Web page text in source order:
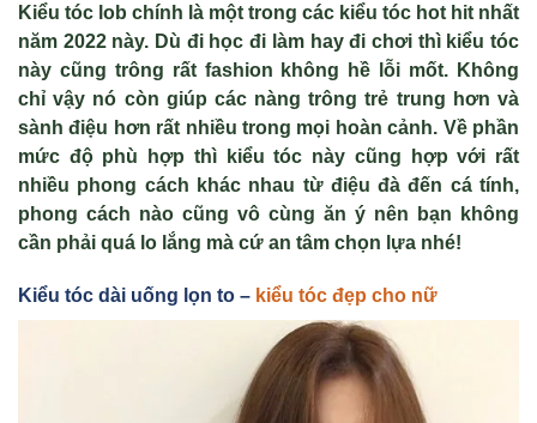
Kiểu tóc lob chính là một trong các kiểu tóc hot hit nhất
năm 2022 này. Dù đi học đi làm hay đi chơi thì kiểu tóc
này cũng trông rất fashion không hề lỗi mốt. Không
chỉ vậy nó còn giúp các nàng trông trẻ trung hơn và
sành điệu hơn rất nhiều trong mọi hoàn cảnh. Về phần
mức độ phù hợp thì kiểu tóc này cũng hợp với rất
nhiều phong cách khác nhau từ điệu đà đến cá tính,
phong cách nào cũng vô cùng ăn ý nên bạn không
cần phải quá lo lắng mà cứ an tâm chọn lựa nhé!
Kiểu tóc dài uống lọn to – kiểu tóc đẹp cho nữ